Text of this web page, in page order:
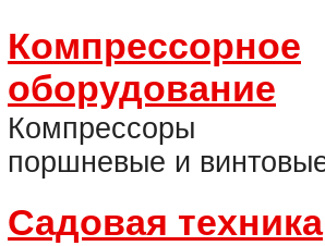
Компрессорное
оборудование
Компрессоры
поршневые и
Садовая техника